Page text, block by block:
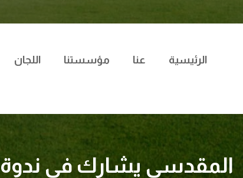
الرئيسية عنا مؤسستنا اللجان
المقدسي يشارك في